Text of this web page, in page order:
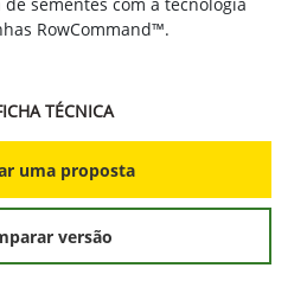
sementes com a tecnologia
RowCommand™.
TÉCNICA
uma proposta
versão